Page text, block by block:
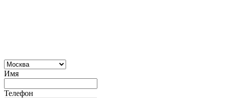
Имя
Телефон